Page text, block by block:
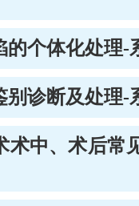
的个体化处理-
别诊断及处理-
术中、术后常